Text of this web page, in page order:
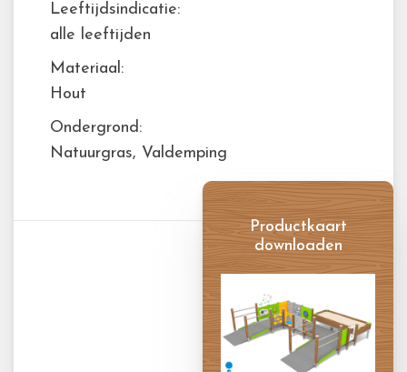
Leeftijdsindicatie:
alle leeftijden
Materiaal:
Hout
Ondergrond:
Natuurgras, Valdemping
Productkaart
downloaden